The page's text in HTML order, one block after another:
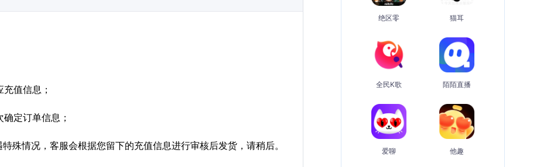
值信息；
定订单信息；
殊情况，客服会根据您留下的充值信息进行审核后发货，请稍后。
绝区零 猫耳
全民K歌 陌陌直播
爱聊 他趣